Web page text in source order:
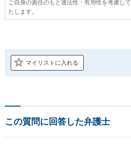
ご自身の責任のもと適法性・有用性を考慮し
たします。
マイリストに入れる
この質問に回答した弁護士